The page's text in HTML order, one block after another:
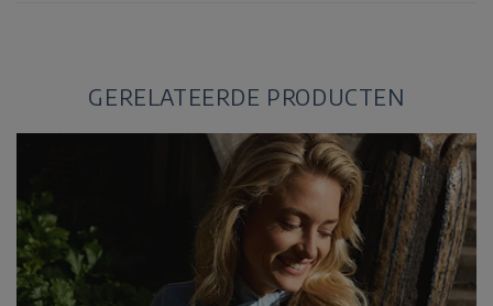
GERELATEERDE PRODUCTEN